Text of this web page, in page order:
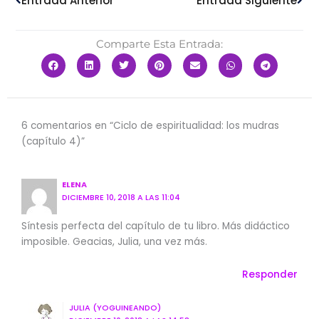
Comparte Esta Entrada:
6 comentarios en “Ciclo de espiritualidad: los mudras
(capítulo 4)”
ELENA
DICIEMBRE 10, 2018 A LAS 11:04
Síntesis perfecta del capítulo de tu libro. Más didáctico
imposible. Geacias, Julia, una vez más.
Responder
JULIA (YOGUINEANDO)